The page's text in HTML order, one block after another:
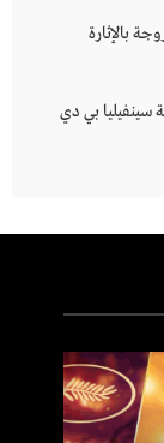
بالإثارة
من مجلة سينفيليا بي دي